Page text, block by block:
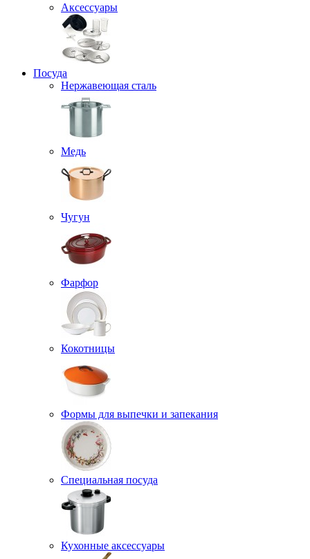
Аксессуары
Посуда
Нержавеющая сталь
Медь
Чугун
Фарфор
Кокотницы
Формы для выпечки и запекания
Специальная посуда
Кухонные аксессуары